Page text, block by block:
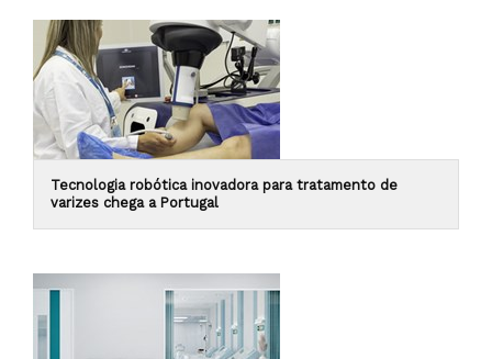
Tecnologia robótica inovadora para tratamento de
varizes chega a Portugal